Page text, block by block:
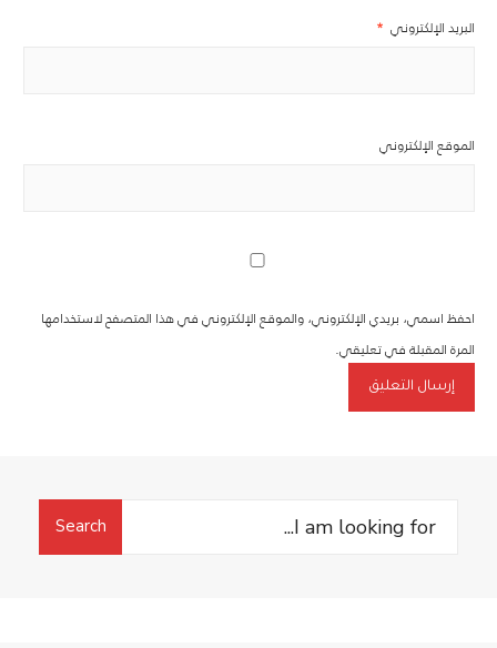
البريد الإلكتروني *
الموقع الإلكتروني
احفظ اسمي، بريدي الإلكتروني، والموقع الإلكتروني في هذا المتصفح لاستخدامها
المرة المقبلة في تعليقي.
Search
Search